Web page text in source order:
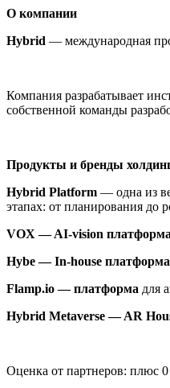
О компании
Hybrid — международная
Компания разрабатывает
собственной команды
Продукты и бренды
Hybrid Platform — одна из
этапах: от планирования до
VOX — AI-vision платформа
Hybe — In-house платформа
Flamp.io — платформа для
Hybrid Metaverse — AR
Оценка от партнеров: плюс 0